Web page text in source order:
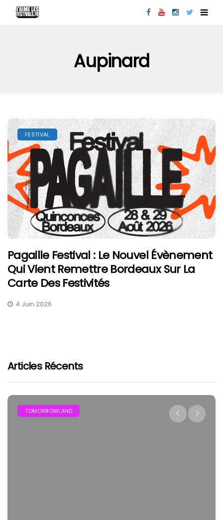
Aupinard
FESTIVAL
Pagaille Festival : Le Nouvel Évènement
Qui Vient Remettre Bordeaux Sur La
Carte Des Festivités
4 Juin 2026
Articles Récents
TOMORROWLAND